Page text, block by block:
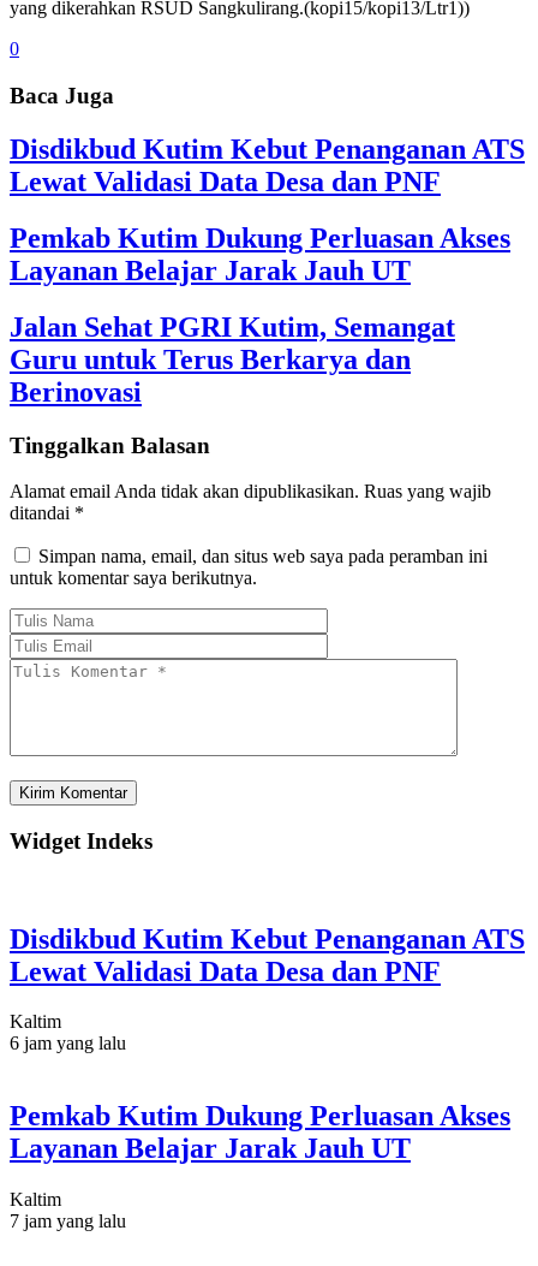
yang dikerahkan RSUD Sangkulirang.(kopi15/kopi13/Ltr1))
0
Baca Juga
Disdikbud Kutim Kebut Penanganan ATS
Lewat Validasi Data Desa dan PNF
Pemkab Kutim Dukung Perluasan Akses
Layanan Belajar Jarak Jauh UT
Jalan Sehat PGRI Kutim, Semangat
Guru untuk Terus Berkarya dan
Berinovasi
Tinggalkan Balasan
Alamat email Anda tidak akan dipublikasikan. Ruas yang wajib
ditandai *
Simpan nama, email, dan situs web saya pada peramban ini
untuk komentar saya berikutnya.
Widget Indeks
Disdikbud Kutim Kebut Penanganan ATS
Lewat Validasi Data Desa dan PNF
Kaltim
6 jam yang lalu
Pemkab Kutim Dukung Perluasan Akses
Layanan Belajar Jarak Jauh UT
Kaltim
7 jam yang lalu